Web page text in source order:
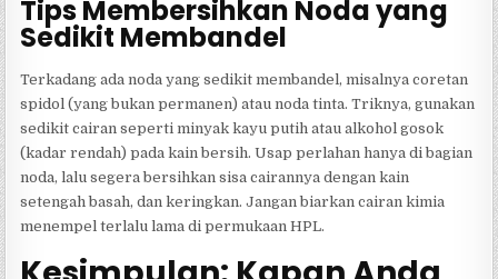
Tips Membersihkan Noda yang
Sedikit Membandel
Terkadang ada noda yang sedikit membandel, misalnya coretan
spidol (yang bukan permanen) atau noda tinta. Triknya, gunakan
sedikit cairan seperti minyak kayu putih atau alkohol gosok
(kadar rendah) pada kain bersih. Usap perlahan hanya di bagian
noda, lalu segera bersihkan sisa cairannya dengan kain
setengah basah, dan keringkan. Jangan biarkan cairan kimia
menempel terlalu lama di permukaan HPL.